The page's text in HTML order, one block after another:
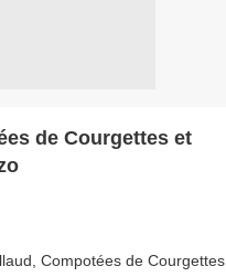
de Courgettes et